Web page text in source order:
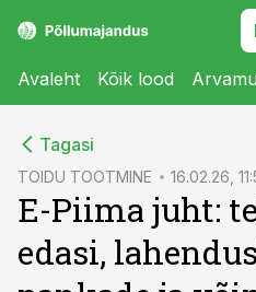
Avaleht Kõik lood
Tagasi
TOIDU TOOTMINE 16.02.26,
E-Piima juht:
edasi,